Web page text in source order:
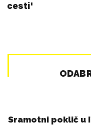
cesti'